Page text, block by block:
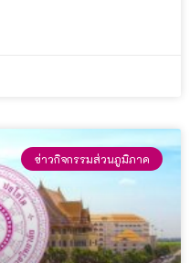
ข่าวกิจกรรมส่วนภูมิภาค